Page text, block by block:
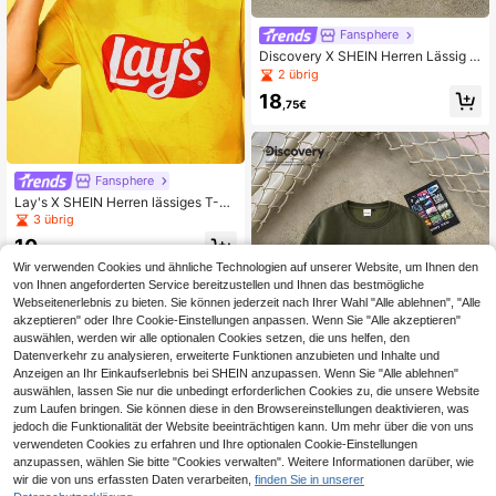
Fansphere
Lay's X SHEIN Herren lässiges T-Sh
irt mit Buchstaben-Grafik, Rundhals
ausschnitt, Kurzarm, Sommer
3 übrig
10,25€
Fansphere
Discovery X SHEIN Herren Lässig A
lltagshose mit Buchstaben- und Pfl
anzenmuster, elastischer Bund, wei
te Beine
2 übrig
18 ,75€
Fansphere
Discovery X SHEIN Herren Lässige
Wir verwenden Cookies und ähnliche Technologien auf unserer Website, um Ihnen den
von Ihnen angeforderten Service bereitzustellen und Ihnen das bestmögliche
Webseitenerlebnis zu bieten. Sie können jederzeit nach Ihrer Wahl "Alle ablehnen", "Alle
akzeptieren" oder Ihre Cookie-Einstellungen anpassen. Wenn Sie "Alle akzeptieren"
auswählen, werden wir alle optionalen Cookies setzen, die uns helfen, den
Datenverkehr zu analysieren, erweiterte Funktionen anzubieten und Inhalte und
Anzeigen an Ihr Einkaufserlebnis bei SHEIN anzupassen. Wenn Sie "Alle ablehnen"
auswählen, lassen Sie nur die unbedingt erforderlichen Cookies zu, die unsere Website
zum Laufen bringen. Sie können diese in den Browsereinstellungen deaktivieren, was
jedoch die Funktionalität der Website beeinträchtigen kann. Um mehr über die von uns
verwendeten Cookies zu erfahren und Ihre optionalen Cookie-Einstellungen
anzupassen, wählen Sie bitte "Cookies verwalten". Weitere Informationen darüber, wie
wir die von uns erfassten Daten verarbeiten, finden Sie in unserer